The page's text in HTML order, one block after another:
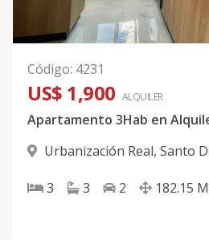
Código: 4231
US$ 1,900 ALQUILER
Urbanización Real, Santo
3 3 2 182.15